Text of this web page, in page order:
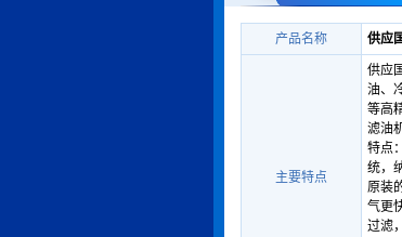
产品名称 供应
主要特点
供应
油、
等高
滤油
特点
统，
原装
气更
过滤